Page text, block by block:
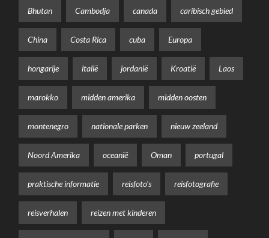
Bhutan Cambodja canada caribisch gebied
China Costa Rica cuba Europa
hongarije italië jordanië Kroatië Laos
marokko midden amerika midden oosten
montenegro nationale parken nieuw zeeland
Noord Amerika oceanië Oman portugal
praktische informatie reisfoto's reisfotografie
reisverhalen reizen met kinderen